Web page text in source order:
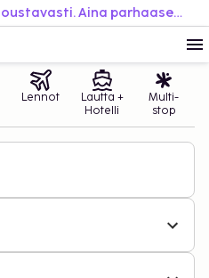
Varaa helposti. Matkusta joustavasti. Aina parhaaseen hintaan.
Lennot
Lautta +
Hotelli
Multi-
stop